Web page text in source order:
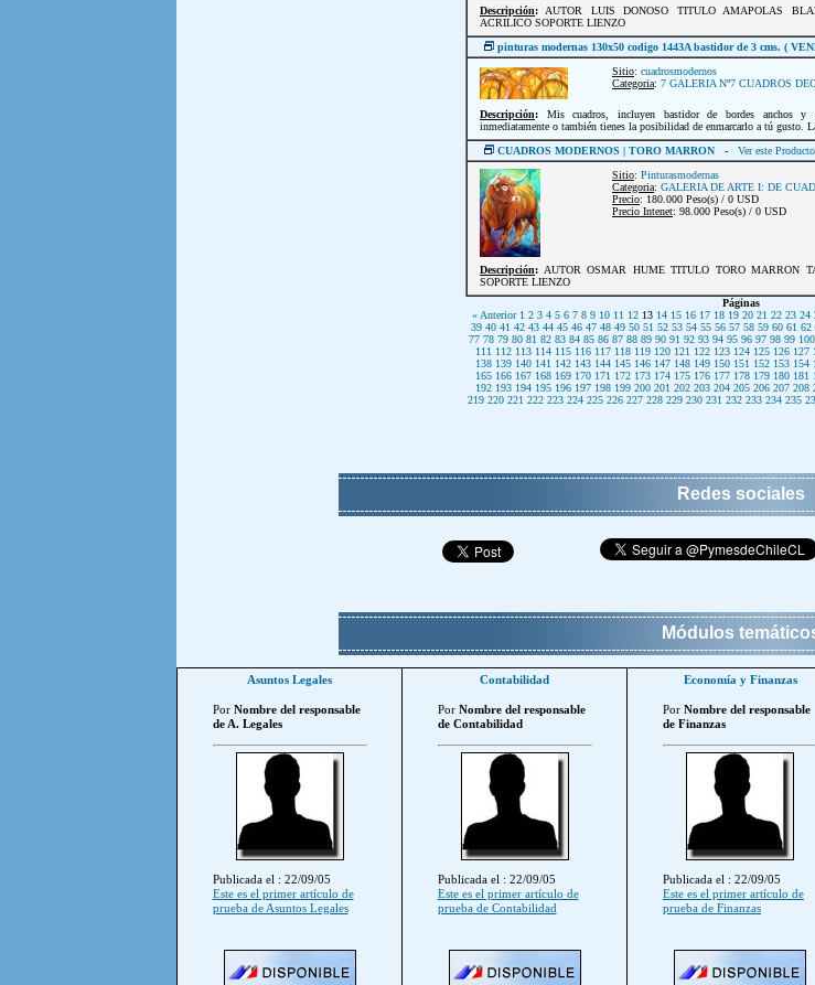
Descripción: AUTOR LUIS DONOSO TITULO AMAPOLAS
ACRILICO SOPORTE LIENZO
pinturas modernas 130x50 codigo 1443A bastidor de 3 cms. (
Sitio: cuadrosmodernos
Categoria: 7 GALERIA Nº7 CUADROS
Descripción: Mis cuadros, incluyen bastidor de bordes anchos y
inmediatamente o también tienes la posibilidad de enmarcarlo a tú gusto.
CUADROS MODERNOS | TORO MARRON
- Ver este
Sitio: Pinturasmodernas
Categoria: GALERIA DE ARTE I: DE
Precio: 180.000 Peso(s) / 0 USD
Precio Intenet: 98.000 Peso(s) / 0 USD
Descripción: AUTOR OSMAR HUME TITULO TORO MARRON
SOPORTE LIENZO
Páginas
« Anterior 1 2 3 4 5 6 7 8 9 10 11 1213 14 15 16 17 18 19 20 21 22 23 24
39 40 41 42 43 44 45 46 47 48 49 50 51 52 53 54 55 56 57 58 59 60 61 62
77 78 79 80 81 82 83 84 85 86 87 88 89 90 91 92 93 94 95 96 97 98 99 100
111 112 113 114 115 116 117 118 119 120 121 122 123 124 125 126 127
138 139 140 141 142 143 144 145 146 147 148 149 150 151 152 153 154
165 166 167 168 169 170 171 172 173 174 175 176 177 178 179 180 181
192 193 194 195 196 197 198 199 200 201 202 203 204 205 206 207 208
219 220 221 222 223 224 225 226 227 228 229 230 231 232 233 234 235
Redes sociales
Módulos
Asuntos Legales
Por Nombre del responsable
de A. Legales
Publicada el : 22/09/05
Este es el primer artículo de
prueba de Asuntos Legales
Contabilidad
Por Nombre del responsable
de Contabilidad
Publicada el : 22/09/05
Este es el primer artículo de
prueba de Contabilidad
Economía y Finanzas
Por Nombre del responsable
de Finanzas
Publicada el : 22/09/05
Este es el primer artículo de
prueba de Finanzas